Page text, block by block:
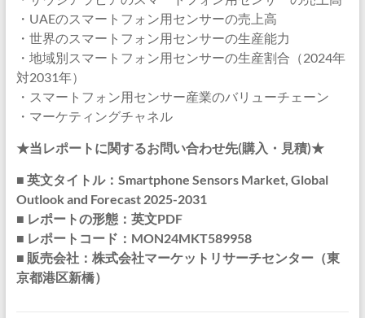
・UAEのスマートフォン用センサーの売上高
・世界のスマートフォン用センサーの生産能力
・地域別スマートフォン用センサーの生産割合（2024年
対2031年）
・スマートフォン用センサー産業のバリューチェーン
・マーケティングチャネル
★当レポートに関するお問い合わせ先(購入・見積)★
■ 英文タイトル：Smartphone Sensors Market, Global
Outlook and Forecast 2025-2031
■ レポートの形態：英文PDF
■ レポートコード：MON24MKT589958
■ 販売会社：株式会社マーケットリサーチセンター（東
京都港区新橋）